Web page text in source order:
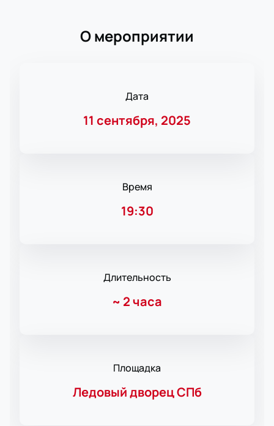
О мероприятии
Дата
11 сентября, 2025
Время
19:30
Длительность
~ 2 часа
Площадка
Ледовый дворец СПб